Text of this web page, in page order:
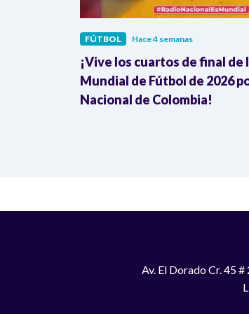
FÚTBOL Hace 4 semanas
¡Vive los cuartos de final de
Mundial de Fútbol de 2026
Nacional de Colombia!
Av. El Dorado Cr. 45